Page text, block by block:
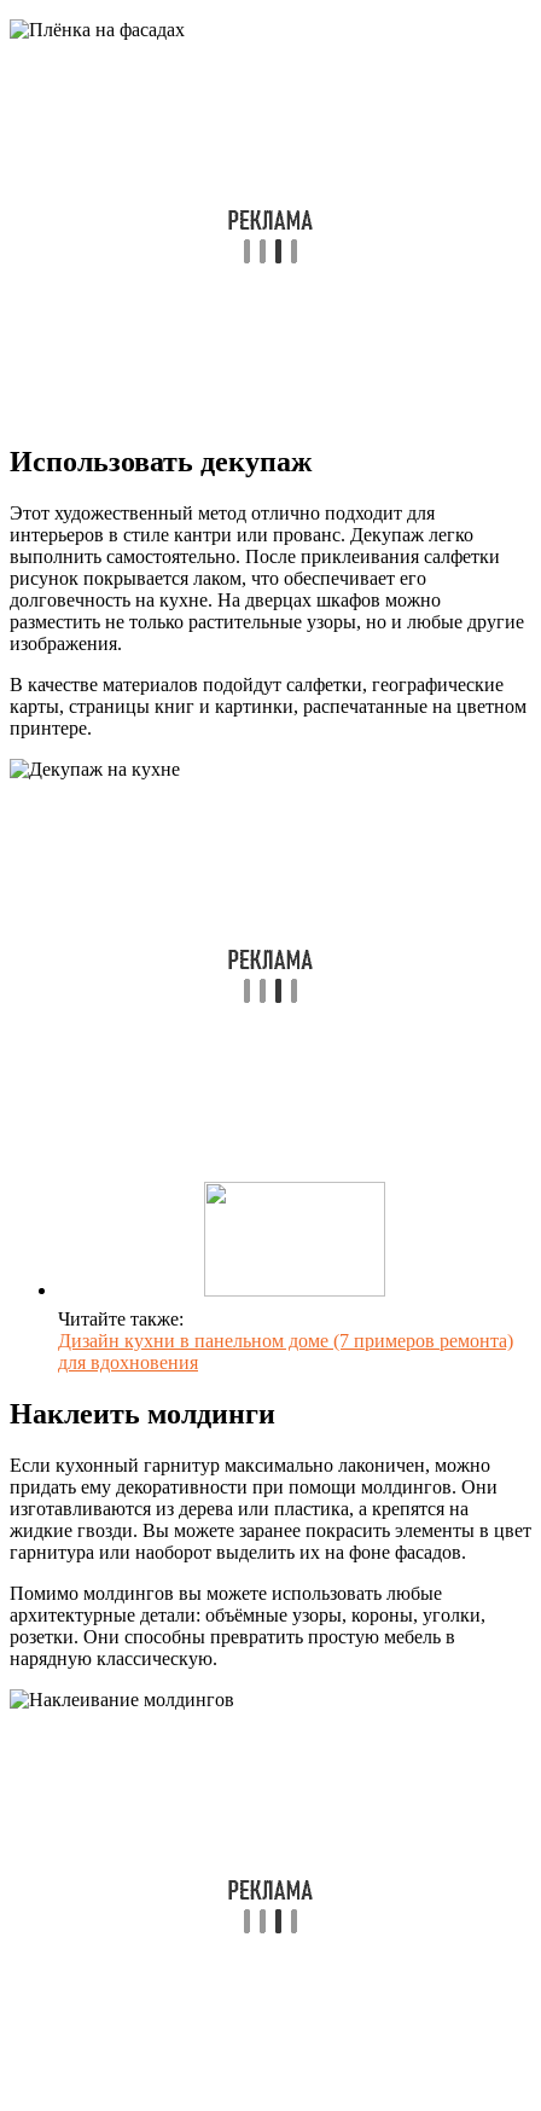
Использовать декупаж
Этот художественный метод отлично подходит для
интерьеров в стиле кантри или прованс. Декупаж легко
выполнить самостоятельно. После приклеивания салфетки
рисунок покрывается лаком, что обеспечивает его
долговечность на кухне. На дверцах шкафов можно
разместить не только растительные узоры, но и любые другие
изображения.
В качестве материалов подойдут салфетки, географические
карты, страницы книг и картинки, распечатанные на цветном
принтере.
Читайте также:
Дизайн кухни в панельном доме (7 примеров ремонта)
для вдохновения
Наклеить молдинги
Если кухонный гарнитур максимально лаконичен, можно
придать ему декоративности при помощи молдингов. Они
изготавливаются из дерева или пластика, а крепятся на
жидкие гвозди. Вы можете заранее покрасить элементы в цвет
гарнитура или наоборот выделить их на фоне фасадов.
Помимо молдингов вы можете использовать любые
архитектурные детали: объёмные узоры, короны, уголки,
розетки. Они способны превратить простую мебель в
нарядную классическую.